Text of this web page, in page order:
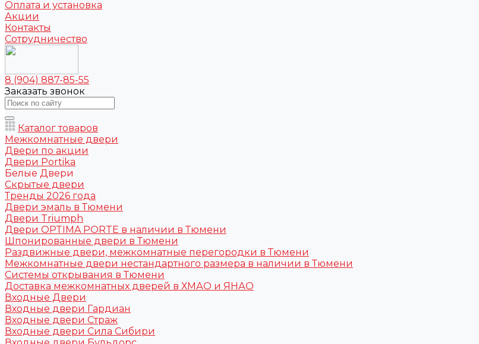
Оплата и установка
Акции
Контакты
Сотрудничество
8 (904) 887-85-55
Заказать звонок
Каталог товаров
Межкомнатные двери
Двери по акции
Двери Portika
Белые Двери
Скрытые двери
Тренды 2026 года
Двери эмаль в Тюмени
Двери Triumph
Двери OPTIMA PORTE в наличии в Тюмени
Шпонированные двери в Тюмени
Раздвижные двери, межкомнатные перегородки в Тюмени
Межкомнатные двери нестандартного размера в наличии в Тюмени
Системы открывания в Тюмени
Доставка межкомнатных дверей в ХМАО и ЯНАО
Входные Двери
Входные двери Гардиан
Входные двери Страж
Входные двери Сила Сибири